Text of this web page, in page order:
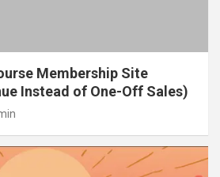
Membership Site
Instead of One-Off Sales)